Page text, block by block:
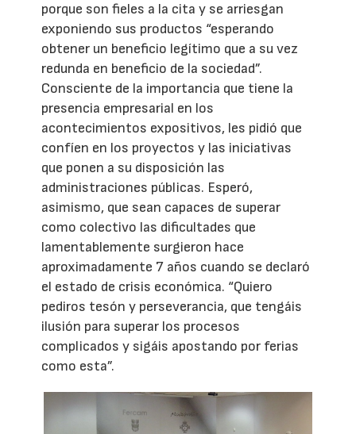
porque son fieles a la cita y se arriesgan
exponiendo sus productos “esperando
obtener un beneficio legítimo que a su vez
redunda en beneficio de la sociedad”.
Consciente de la importancia que tiene la
presencia empresarial en los
acontecimientos expositivos, les pidió que
confíen en los proyectos y las iniciativas
que ponen a su disposición las
administraciones públicas. Esperó,
asimismo, que sean capaces de superar
como colectivo las dificultades que
lamentablemente surgieron hace
aproximadamente 7 años cuando se declaró
el estado de crisis económica. “Quiero
pediros tesón y perseverancia, que tengáis
ilusión para superar los procesos
complicados y sigáis apostando por ferias
como esta”.